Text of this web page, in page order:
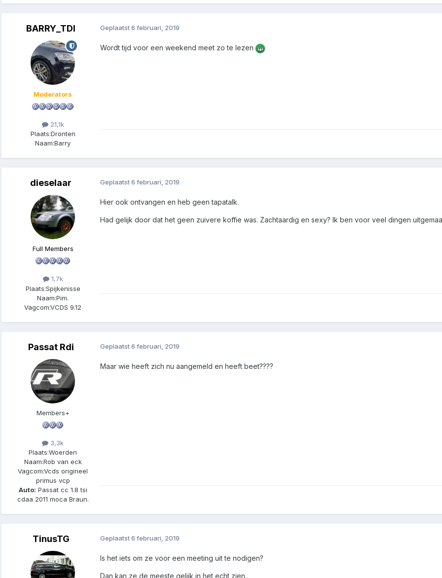
BARRY_TDI
Moderators
21,1k
Plaats:Dronten
Naam:Barry
Geplaatst6 februari, 2019
Wordt tijd voor een weekend meet zo te lezen
dieselaar
Full Members
1,7k
Plaats:Spijkenisse
Naam:Pim.
Vagcom:VCDS 9.12
Geplaatst6 februari, 2019
Hier ook ontvangen en heb geen tapatalk.
Had gelijk door dat het geen zuivere koffie was. Zachtaardig en sexy? Ik ben voor veel dingen
Passat Rdi
Members+
3,3k
Plaats:Woerden
Naam:Rob van eck
Vagcom:Vcds origineel
primus vcp
Auto: Passat cc 1.8 tsi
cdaa 2011 moca Braun.
Geplaatst6 februari, 2019
Maar wie heeft zich nu aangemeld en heeft beet????
TinusTG Geplaatst6 februari, 2019
Is het iets om ze voor een meeting uit te nodigen?
Dan kan ze de meeste gelijk in het echt zien..